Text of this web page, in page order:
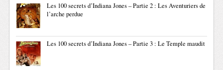
Les 100 secrets d’Indiana Jones – Partie 2 : Les Aventuriers de
l’arche perdue
Les 100 secrets d’Indiana Jones – Partie 3 : Le Temple maudit